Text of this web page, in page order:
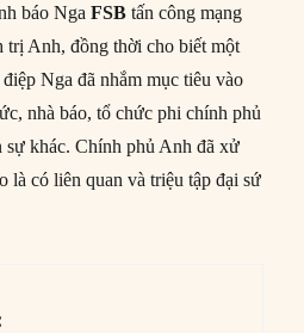
báo NgaFSB tấn công mạng
trị Anh, đồng thời cho biết một
Nga đã nhắm mục tiêu vào
nhà báo, tổ chức phi chính phủ
sự khác. Chính phủ Anh đã xử
là có liên quan và triệu tập đại sứ